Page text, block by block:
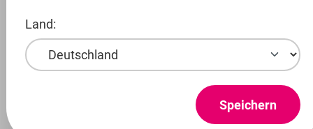
Artist
Land:
Speichern